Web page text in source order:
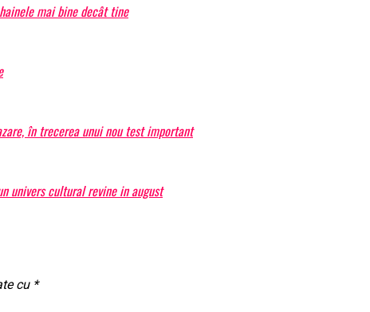
mai bine decât tine
în trecerea unui nou test important
univers cultural revine in august
cu *